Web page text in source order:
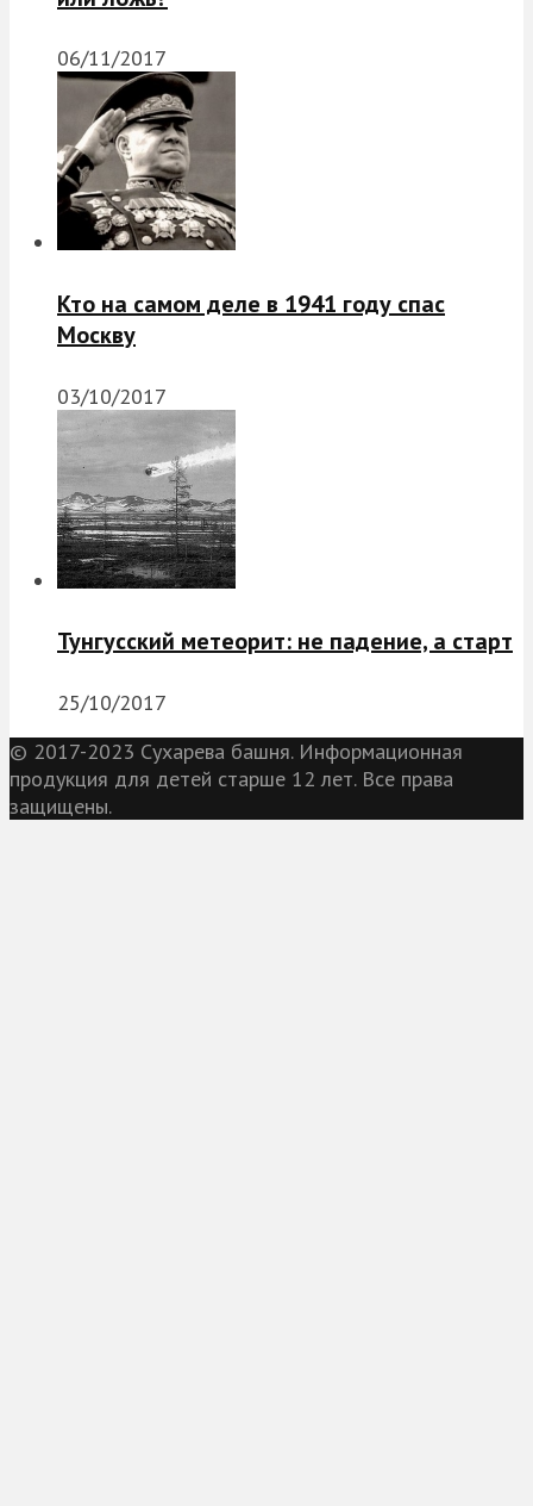
06/11/2017
Кто на самом деле в 1941 году спас
Москву
03/10/2017
Тунгусский метеорит: не падение, а старт
25/10/2017
© 2017-2023 Сухарева башня. Информационная
продукция для детей старше 12 лет. Все права
защищены.